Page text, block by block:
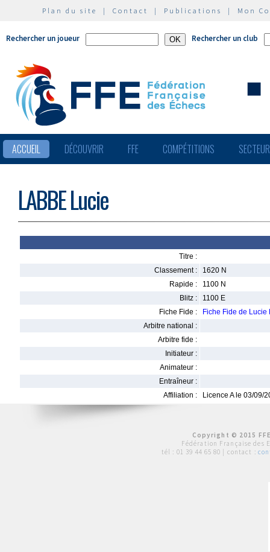
Plan du site | Contact | Publications | Mon
Rechercher un joueur Rechercher un club
ACCUEIL DÉCOUVRIR FFE COMPÉTITIONS
LABBE Lucie
Titre :
Classement :
1620 N
Rapide :
1100 N
Blitz :
1100 E
Fiche Fide :
Fiche Fide de Lucie
Arbitre national :
Arbitre fide :
Initiateur :
Animateur :
Entraîneur :
Affiliation :
Licence A le 03/09/
Copyright © 2015
Fédération Française des
tél : 01 39 44 65 80 | contact :